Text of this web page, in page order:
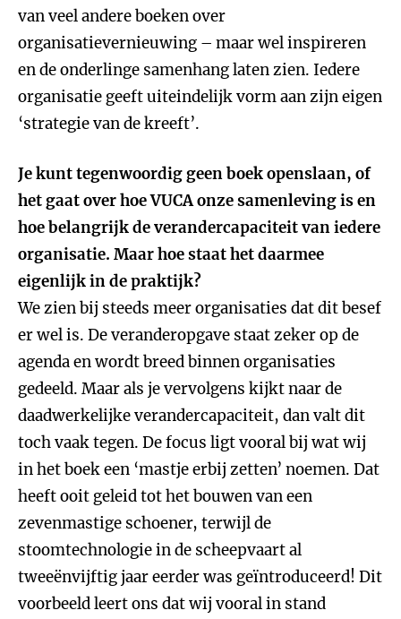
van veel andere boeken over
organisatievernieuwing – maar wel inspireren
en de onderlinge samenhang laten zien. Iedere
organisatie geeft uiteindelijk vorm aan zijn eigen
‘strategie van de kreeft’.
Je kunt tegenwoordig geen boek openslaan, of
het gaat over hoe VUCA onze samenleving is en
hoe belangrijk de verandercapaciteit van iedere
organisatie. Maar hoe staat het daarmee
eigenlijk in de praktijk?
We zien bij steeds meer organisaties dat dit besef
er wel is. De veranderopgave staat zeker op de
agenda en wordt breed binnen organisaties
gedeeld. Maar als je vervolgens kijkt naar de
daadwerkelijke verandercapaciteit, dan valt dit
toch vaak tegen. De focus ligt vooral bij wat wij
in het boek een ‘mastje erbij zetten’ noemen. Dat
heeft ooit geleid tot het bouwen van een
zevenmastige schoener, terwijl de
stoomtechnologie in de scheepvaart al
tweeënvijftig jaar eerder was geïntroduceerd! Dit
voorbeeld leert ons dat wij vooral in stand